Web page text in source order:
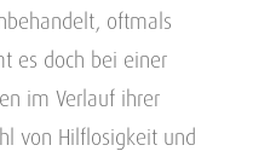
oftmals
es doch bei einer
im Verlauf ihrer
von Hilflosigkeit und